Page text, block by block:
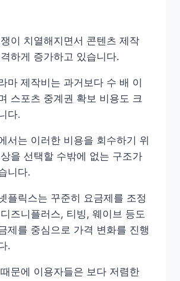
이 치열해지면서 콘텐츠 제작
하게 증가하고 있습니다.
마 제작비는 과거보다 수 배 이
스포츠 중계권 확보 비용도 크
다.
서는 이러한 비용을 회수하기 위
을 선택할 수밖에 없는 구조가
니다.
플릭스는 꾸준히 요금제를 조정
즈니플러스, 티빙, 웨이브 등도
제를 중심으로 가격 변화를 진행
.
문에 이용자들은 보다 저렴한